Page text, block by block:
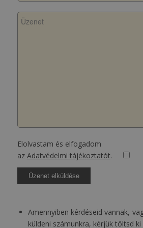
Elolvastam és elfogadom
az Adatvédelmi tájékoztatót.
Amennyiben kérdéseid vannak,
küldeni számunkra, kérjük töltsd